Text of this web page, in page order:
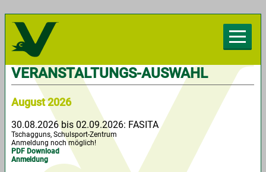
Herzlich willkommen beim Chorverband
Vorarlberg
VERANSTALTUNGS-AUSWAHL
August 2026
30.08.2026 bis 02.09.2026: FASITA
Tschagguns, Schulsport-Zentrum
Anmeldung noch möglich!
PDF Download
Anmeldung